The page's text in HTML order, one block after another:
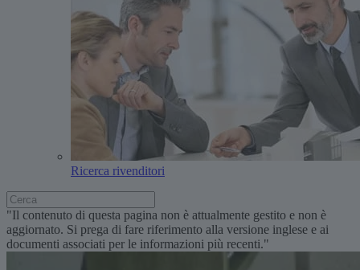
Ricerca rivenditori
"Il contenuto di questa pagina non è attualmente gestito e non è
aggiornato. Si prega di fare riferimento alla versione inglese e ai
documenti associati per le informazioni più recenti."